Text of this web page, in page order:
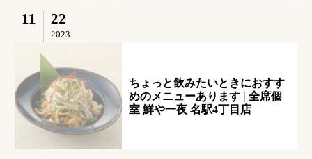
11 22
2023
ちょっと飲みたいときにおすす
めのメニューあります | 全席個
室 鮮や一夜 名駅4丁目店